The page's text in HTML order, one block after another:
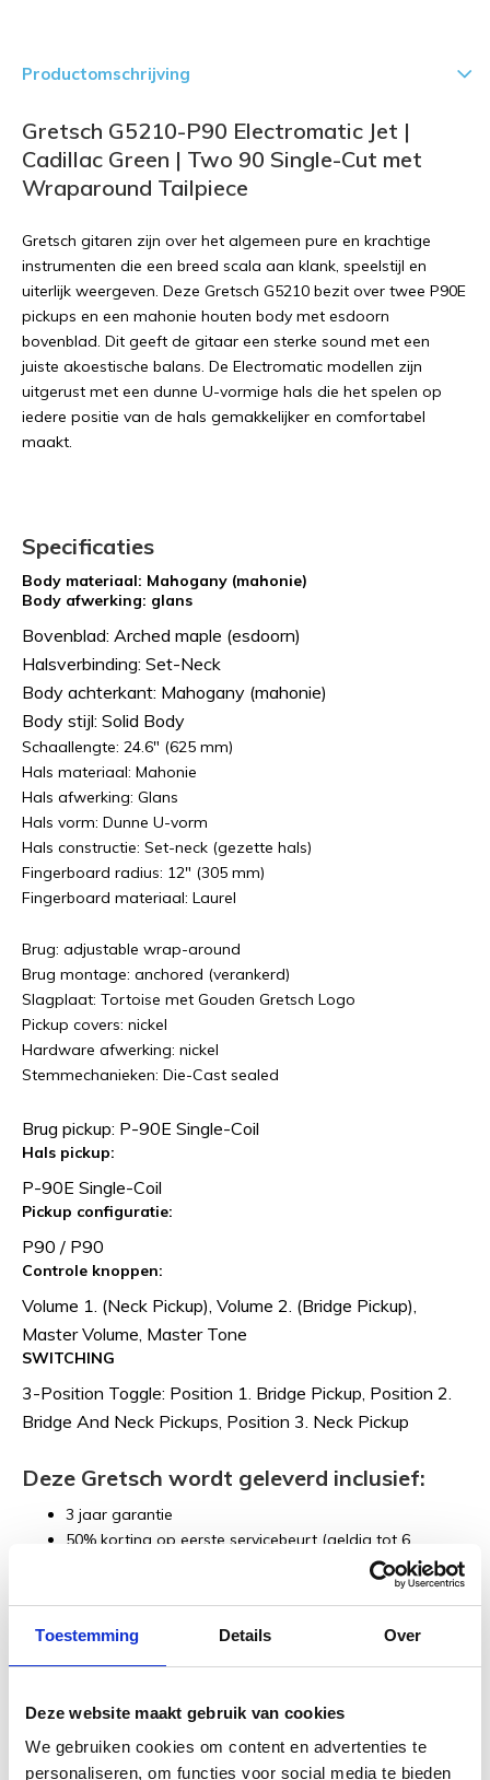
Toestemming Details Over
Deze website maakt gebruik van cookies
We gebruiken cookies om content en advertenties te
personaliseren, om functies voor social media te bieden
Productomschrijving
Gretsch G5210-P90 Electromatic Jet |
Cadillac Green | Two 90 Single-Cut met
Wraparound Tailpiece
Gretsch gitaren zijn over het algemeen pure en krachtige
instrumenten die een breed scala aan klank, speelstijl en
uiterlijk weergeven. Deze Gretsch G5210 bezit over twee P90E
pickups en een mahonie houten body met esdoorn
bovenblad. Dit geeft de gitaar een sterke sound met een
juiste akoestische balans. De Electromatic modellen zijn
uitgerust met een dunne U-vormige hals die het spelen op
iedere positie van de hals gemakkelijker en comfortabel
maakt.
Specificaties
Body materiaal: Mahogany (mahonie)
Body afwerking: glans
Bovenblad: Arched maple (esdoorn)
Halsverbinding: Set-Neck
Body achterkant: Mahogany (mahonie)
Body stijl: Solid Body
Schaallengte: 24.6" (625 mm)
Hals materiaal: Mahonie
Hals afwerking: Glans
Hals vorm: Dunne U-vorm
Hals constructie: Set-neck (gezette hals)
Fingerboard radius: 12" (305 mm)
Fingerboard materiaal: Laurel
Brug: adjustable wrap-around
Brug montage: anchored (verankerd)
Slagplaat: Tortoise met Gouden Gretsch Logo
Pickup covers: nickel
Hardware afwerking: nickel
Stemmechanieken: Die-Cast sealed
Brug pickup: P-90E Single-Coil
Hals pickup:
P-90E Single-Coil
Pickup configuratie:
P90 / P90
Controle knoppen:
Volume 1. (Neck Pickup), Volume 2. (Bridge Pickup),
Master Volume, Master Tone
SWITCHING
3-Position Toggle: Position 1. Bridge Pickup, Position 2.
Bridge And Neck Pickups, Position 3. Neck Pickup
Deze Gretsch wordt geleverd inclusief:
3 jaar garantie
50% korting op eerste servicebeurt (geldig tot 6
Kom langs in onze showroom!
Heb je vragen of wil je het instrument zelf uitproberen? Kom